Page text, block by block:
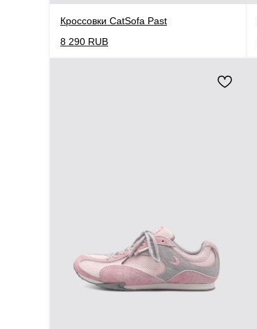
Кроссовки CatSofa Past
8 290 RUB